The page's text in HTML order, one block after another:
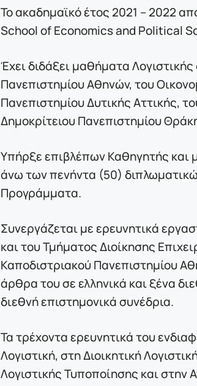
Το ακαδημαϊκό έτος 2021 – 2022
School of Economics and Political
Έχει διδάξει μαθήματα
Πανεπιστημίου Αθηνών, του
Πανεπιστημίου Δυτικής Αττικής,
Δημοκρίτειου Πανεπιστημίου
Υπήρξε επιβλέπων Καθηγητής και
άνω των πενήντα (50)
Προγράμματα.
Συνεργάζεται με ερευνητικά
και του Τμήματος Διοίκησης
Καποδιστριακού Πανεπιστημίου
άρθρα του σε ελληνικά και ξένα
διεθνή επιστημονικά συνέδρια.
Τα τρέχοντα ερευνητικά του
Λογιστική, στη Διοικητική
Λογιστικής Τυποποίησης και